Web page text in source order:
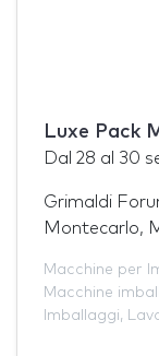
Luxe Pack
Dal 28 al 30
Grimaldi
Montecarlo,
Macchine per
Macchine
Imballaggi,